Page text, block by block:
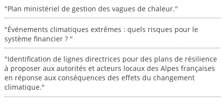
"Plan ministériel de gestion des vagues de chaleur."
"Événements climatiques extrêmes : quels risques pour le
système financier ? "
"Identification de lignes directrices pour des plans de résilience
à proposer aux autorités et acteurs locaux des Alpes françaises
en réponse aux conséquences des effets du changement
climatique."